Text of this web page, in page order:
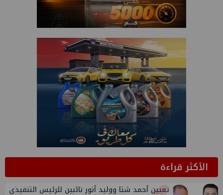
الأكثر قراءة
تعيين أحمد شتا ووليد أنور نائبين للرئيس التنفيذي